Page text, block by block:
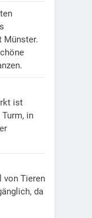
Münster.
ist
in
von Tieren
da